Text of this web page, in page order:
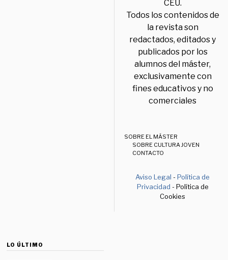
CEU.
Todos los contenidos de
la revista son
redactados, editados y
publicados por los
alumnos del máster,
exclusivamente con
fines educativos y no
comerciales
SOBRE EL MÁSTER
SOBRE CULTURA JOVEN
CONTACTO
Aviso Legal -Política de
Privacidad - Política de
Cookies
LO ÚLTIMO